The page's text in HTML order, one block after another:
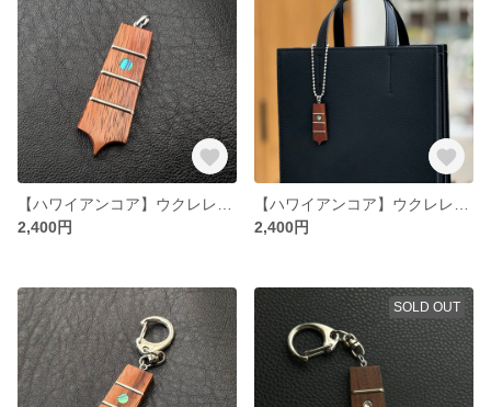
2,400円
2,400円
SOLD OUT